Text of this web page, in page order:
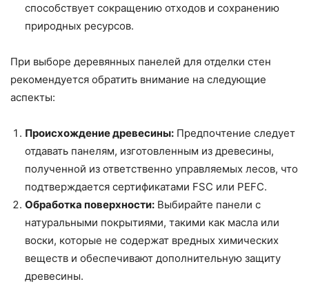
способствует сокращению отходов и сохранению
природных ресурсов.
При выборе деревянных панелей для отделки стен
рекомендуется обратить внимание на следующие
аспекты:
Происхождение древесины: Предпочтение следует
отдавать панелям, изготовленным из древесины,
полученной из ответственно управляемых лесов, что
подтверждается сертификатами FSC или PEFC.
Обработка поверхности: Выбирайте панели с
натуральными покрытиями, такими как масла или
воски, которые не содержат вредных химических
веществ и обеспечивают дополнительную защиту
древесины.